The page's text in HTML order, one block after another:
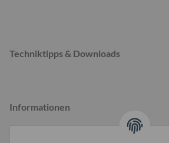
Techniktipps & Downloads
Informationen